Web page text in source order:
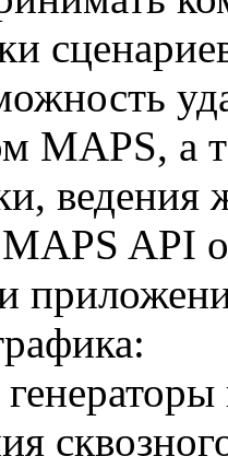
MAPS, а
ведения
API